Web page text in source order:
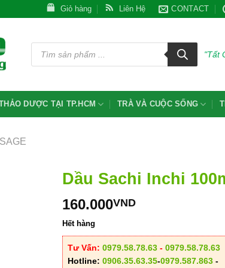
Giỏ hàng Liên Hệ CONTACT
Tìm
kiếm
phẩm
"Tất
DƯỢC TẠI TP.HCM TRÀ VÀ CUỘC SỐNG
Dầu Sachi Inchi
160.000VND
Hết hàng
Tư Vấn: 0979.58.78.63- 0979.58.78.63
Hotline: 0906.35.63.35-0979.587.863-